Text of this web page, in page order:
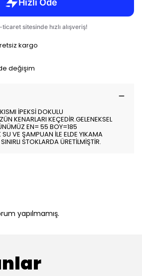
kargo
değişim
İPEKSİ DOKULU
KENARLARI KEÇEDİR.GELENEKSEL
EN= 55 BOY=185
SU VE ŞAMPUAN İLE ELDE YIKAMA
STOKLARDA ÜRETİLMİŞTİR.
yapılmamış.